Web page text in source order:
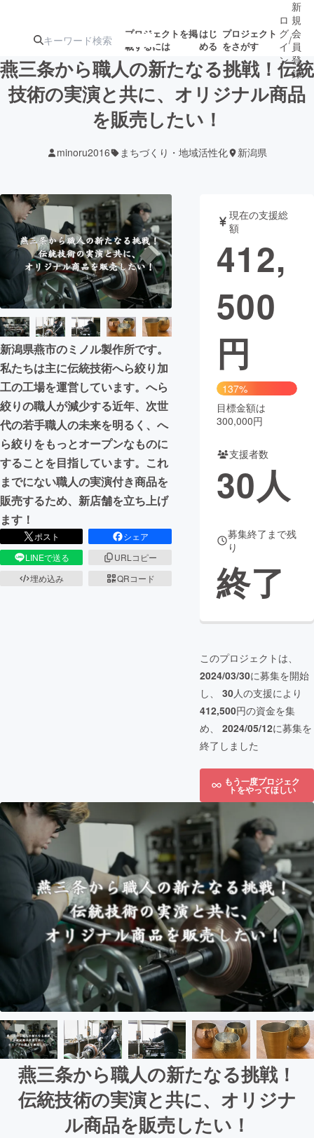
プロジェクトを掲
載するには
はじ
める
プロジェクト
をさがす
注目のリ 注目の新着プロ
ジェクト
募集終了が近いプ
テクノロジー・ガジェット
映像・映画 書籍・雑誌
ビジネス・起業 チャレンジ
まちづくり・地域活性化
CAMPFIRE for Social Good
CAMPFIRE Creation
CAMPFIREふるさと納税machi-ya コミュニティ
ロ
グ
イ
ン
/
新
規
会
員
登
録
燕三条から職人の新たなる挑戦！伝統
技術の実演と共に、オリジナル商品
を販売したい！
minoru2016 まちづくり・地域活性化 新潟県
新潟県燕市のミノル製作所です。
私たちは主に伝統技術へら絞り加
工の工場を運営しています。へら
絞りの職人が減少する近年、次世
代の若手職人の未来を明るく、へ
ら絞りをもっとオープンなものに
することを目指しています。これ
までにない職人の実演付き商品を
販売するため、新店舗を立ち上げ
ます！
ポスト
シェア
LINEで送る
URLコピー
埋め込み
QRコード
現在の支援総
額
412,
500
円
137%
目標金額は
300,000円
支援者数
30人
募集終了まで残
り
終了
このプロジェクトは、
2024/03/30に募集を開始
し、 30人の支援により
412,500円の資金を集
め、 2024/05/12に募集を
終了しました
もう一度プロジェク
トをやってほしい
燕三条から職人の新たなる挑戦！
伝統技術の実演と共に、オリジナ
ル商品を販売したい！